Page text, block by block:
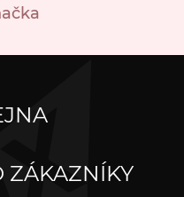
ZÁKAZNÍKY